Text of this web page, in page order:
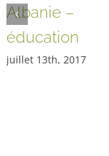
Albanie –
éducation
juillet 13th, 2017